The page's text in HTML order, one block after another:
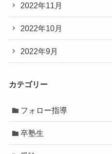
2022年11月
2022年10月
2022年9月
カテゴリー
フォロー指導
卒塾生